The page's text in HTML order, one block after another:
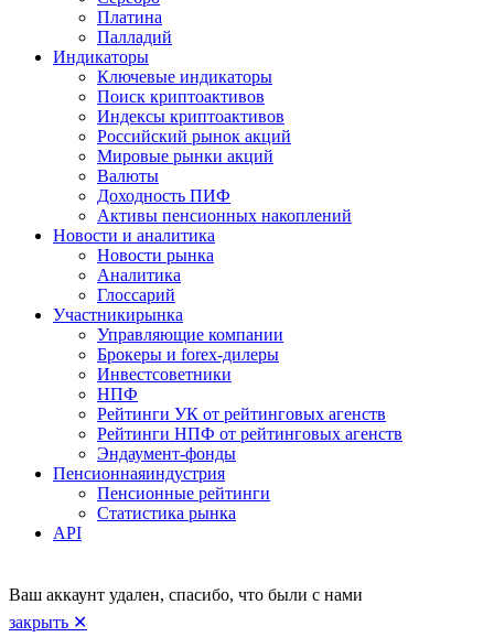
Платина
Палладий
Индикаторы
Ключевые индикаторы
Поиск криптоактивов
Индексы криптоактивов
Российский рынок акций
Мировые рынки акций
Валюты
Доходность ПИФ
Активы пенсионных накоплений
Новости и аналитика
Новости рынка
Аналитика
Глоссарий
Участникирынка
Управляющие компании
Брокеры и forex-дилеры
Инвестсоветники
НПФ
Рейтинги УК от рейтинговых агенств
Рейтинги НПФ от рейтинговых агенств
Эндаумент-фонды
Пенсионнаяиндустрия
Пенсионные рейтинги
Статистика рынка
API
Ваш аккаунт удален, спасибо, что были с нами
закрыть ✕